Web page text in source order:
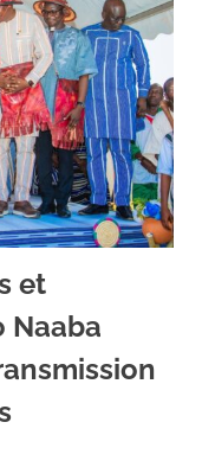
et
Naaba